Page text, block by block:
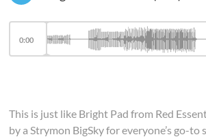
0:00
This is just like Bright Pad from Red
by a Strymon BigSky for everyone’s go-to